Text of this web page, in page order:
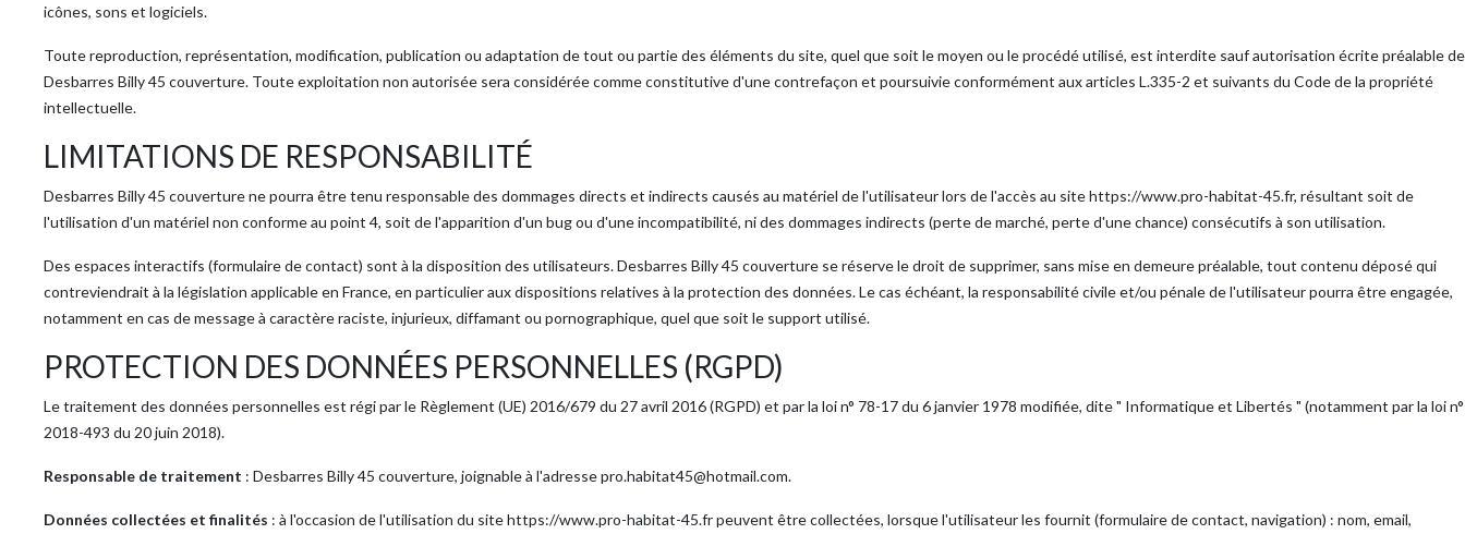
icônes, sons et logiciels.
Toute reproduction, représentation, modification, publication ou adaptation de tout ou partie des éléments du site, quel que soit le moyen ou le procédé utilisé, est interdite sauf autorisation écrite préalable de
Desbarres Billy 45 couverture. Toute exploitation non autorisée sera considérée comme constitutive d'une contrefaçon et poursuivie conformément aux articles L.335-2 et suivants du Code de la propriété
intellectuelle.
LIMITATIONS DE RESPONSABILITÉ
Desbarres Billy 45 couverture ne pourra être tenu responsable des dommages directs et indirects causés au matériel de l'utilisateur lors de l'accès au site https://www.pro-habitat-45.fr, résultant soit de
l'utilisation d'un matériel non conforme au point 4, soit de l'apparition d'un bug ou d'une incompatibilité, ni des dommages indirects (perte de marché, perte d'une chance) consécutifs à son utilisation.
Des espaces interactifs (formulaire de contact) sont à la disposition des utilisateurs. Desbarres Billy 45 couverture se réserve le droit de supprimer, sans mise en demeure préalable, tout contenu déposé qui
contreviendrait à la législation applicable en France, en particulier aux dispositions relatives à la protection des données. Le cas échéant, la responsabilité civile et/ou pénale de l'utilisateur pourra être engagée,
notamment en cas de message à caractère raciste, injurieux, diffamant ou pornographique, quel que soit le support utilisé.
PROTECTION DES DONNÉES PERSONNELLES (RGPD)
Le traitement des données personnelles est régi par le Règlement (UE) 2016/679 du 27 avril 2016 (RGPD) et par la loi n° 78-17 du 6 janvier 1978 modifiée, dite " Informatique et Libertés " (notamment par la loi n°
2018-493 du 20 juin 2018).
Responsable de traitement : Desbarres Billy 45 couverture, joignable à l'adresse pro.habitat45@hotmail.com.
Données collectées et finalités : à l'occasion de l'utilisation du site https://www.pro-habitat-45.fr peuvent être collectées, lorsque l'utilisateur les fournit (formulaire de contact, navigation) : nom, email,